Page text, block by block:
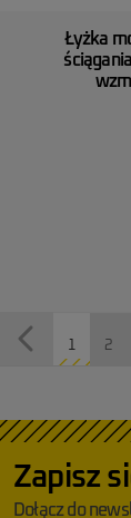
Łyżka
1 2
Zapisz
Dołącz do